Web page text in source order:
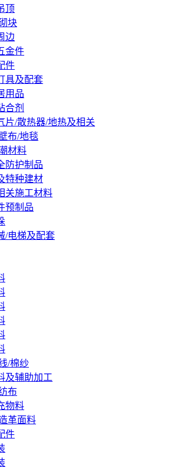
顶
块
边
金件
件
具及配套
用品
合剂
片/散热器/地热及相关
布/地毯
材料
防护制品
特种建材
关施工材料
预制品
/电梯及配套
/棉纱
及辅助加工
布
物料
革面料
件